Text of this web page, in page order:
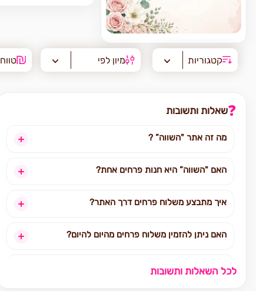
קטגוריות מיון לפי
❓שאלות ותשובות
מה זה אתר "השווה” ?
האם "השווה” היא חנות פרחים אחת?
איך מתבצע משלוח פרחים דרך האתר?
האם ניתן להזמין משלוח פרחים מהיום להיום?
לאילו אזורים בארץ ניתן להזמין משלוחים?
לכל השאלות ותשובות